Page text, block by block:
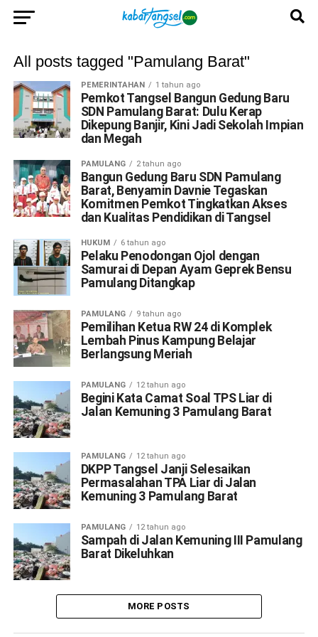
All posts tagged "Pamulang Barat"
PEMERINTAHAN 1 tahun ago
Pemkot Tangsel Bangun Gedung Baru
SDN Pamulang Barat: Dulu Kerap
Dikepung Banjir, Kini Jadi Sekolah Impian
dan Megah
PAMULANG 2 tahun ago
Bangun Gedung Baru SDN Pamulang
Barat, Benyamin Davnie Tegaskan
Komitmen Pemkot Tingkatkan Akses
dan Kualitas Pendidikan di Tangsel
HUKUM 6 tahun ago
Pelaku Penodongan Ojol dengan
Samurai di Depan Ayam Geprek Bensu
Pamulang Ditangkap
PAMULANG 9 tahun ago
Pemilihan Ketua RW 24 di Komplek
Lembah Pinus Kampung Belajar
Berlangsung Meriah
PAMULANG 12 tahun ago
Begini Kata Camat Soal TPS Liar di
Jalan Kemuning 3 Pamulang Barat
PAMULANG 12 tahun ago
DKPP Tangsel Janji Selesaikan
Permasalahan TPA Liar di Jalan
Kemuning 3 Pamulang Barat
PAMULANG 12 tahun ago
Sampah di Jalan Kemuning III Pamulang
Barat Dikeluhkan
MORE POSTS